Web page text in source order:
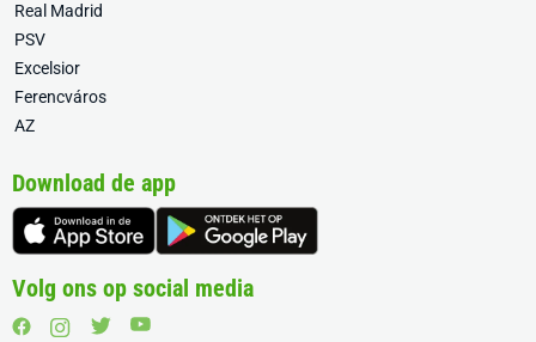
Real Madrid
PSV
Excelsior
Ferencváros
AZ
Download de app
Volg ons op social media